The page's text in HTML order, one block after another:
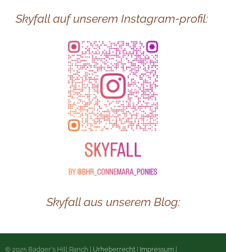
Skyfall auf unserem Instagram-profil:
Skyfall aus unserem Blog:
© 2025 Badger's Hill Ranch | Urheberrecht Impressum